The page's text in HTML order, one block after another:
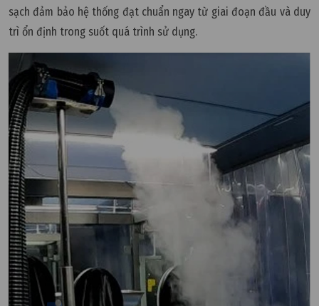
sạch đảm bảo hệ thống đạt chuẩn ngay từ giai đoạn đầu và duy
trì ổn định trong suốt quá trình sử dụng.